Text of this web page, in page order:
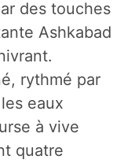
des touches
Ashkabad
rythmé par
eaux
à vive
quatre